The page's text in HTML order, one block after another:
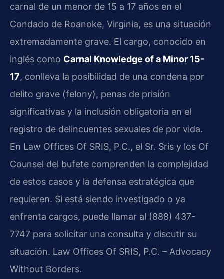
carnal de un menor de 15 a 17 años en el
Condado de Roanoke, Virginia, es una situación
extremadamente grave. El cargo, conocido en
inglés como Carnal Knowledge of a Minor 15-
17, conlleva la posibilidad de una condena por
delito grave (felony), penas de prisión
significativas y la inclusión obligatoria en el
registro de delincuentes sexuales de por vida.
En Law Offices Of SRIS, P.C., el Sr. Sris y los Of
Counsel del bufete comprenden la complejidad
de estos casos y la defensa estratégica que
requieren. Si está siendo investigado o ya
enfrenta cargos, puede llamar al (888) 437-
7747 para solicitar una consulta y discutir su
situación. Law Offices Of SRIS, P.C. – Advocacy
Without Borders.